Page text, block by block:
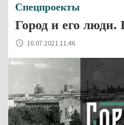
Спецпроекты
Город и его
10.07.2021 11:46